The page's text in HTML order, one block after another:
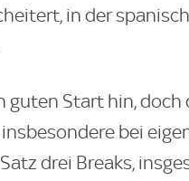
in der
guten Start hin,
bei
drei Breaks,